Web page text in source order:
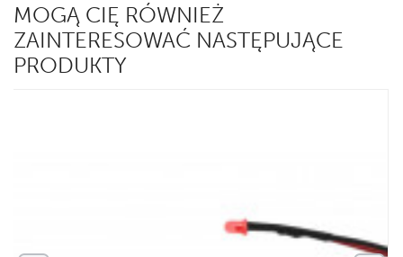
MOGĄ CIĘ RÓWNIEŻ
ZAINTERESOWAĆ NASTĘPUJĄCE
PRODUKTY